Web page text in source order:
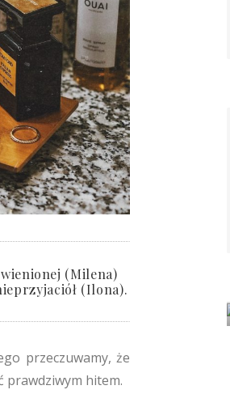
(Milena)
(Ilona).
przeczuwamy, że
prawdziwym hitem.